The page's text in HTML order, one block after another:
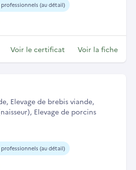
(au détail)
Voir le certificat Voir la fiche
Elevage de brebis viande,
Elevage de porcins
(au détail)